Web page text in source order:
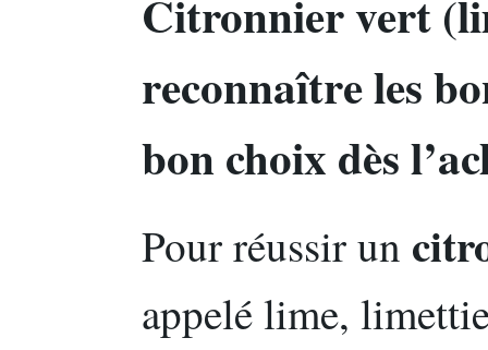
Citronnier vert
reconnaître les
bon choix dès
Pour réussir un
appelé lime,